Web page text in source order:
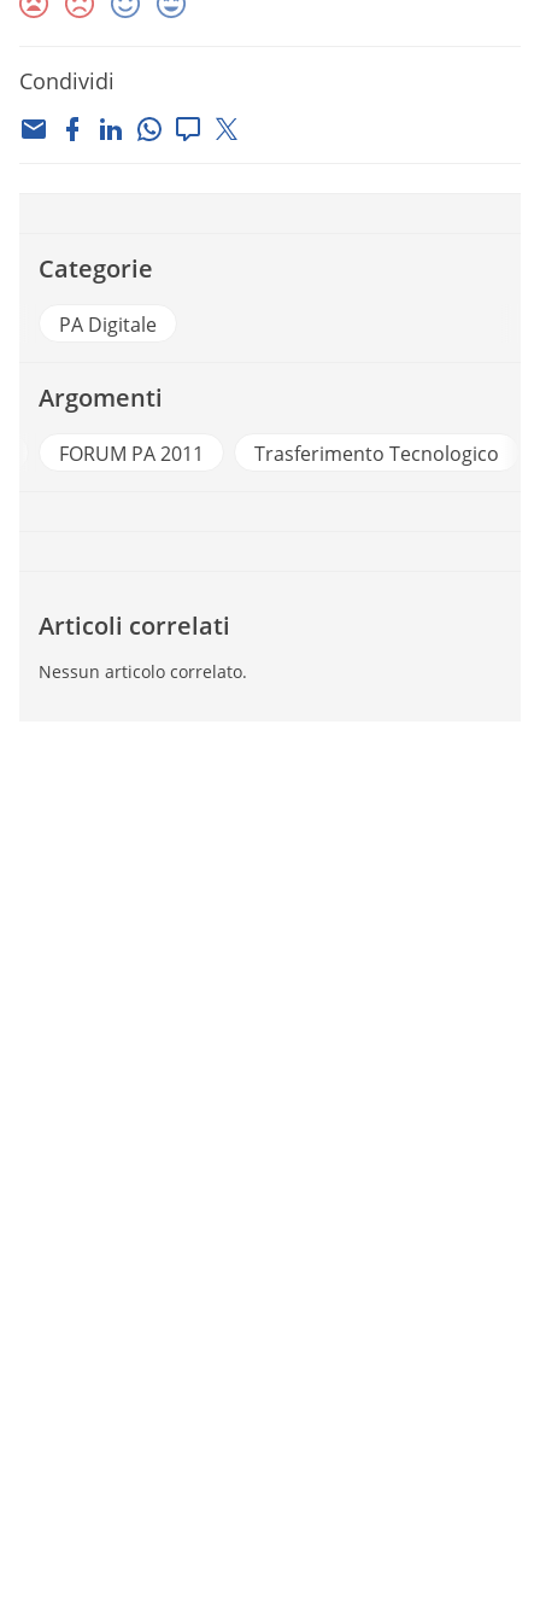
Condividi
Categorie
PA Digitale
Argomenti
FORUM PA 2011 Trasferimento Tecnologico
Articoli correlati
Nessun articolo correlato.